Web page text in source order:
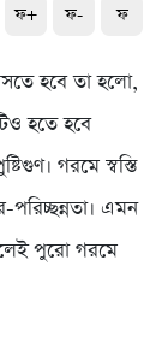
ফ+ ফ- ফ
হবে তা হলো,
হতে হবে
গরমে স্বস্তি
পরিচ্ছন্নতা। এমন
পুরো গরমে